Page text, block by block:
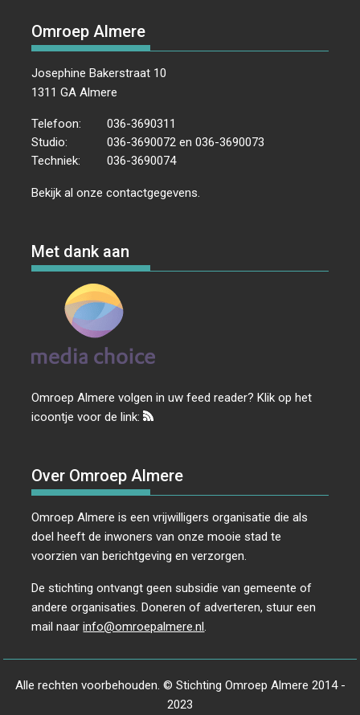
Omroep Almere
Josephine Bakerstraat 10
1311 GA Almere
Telefoon:
036-3690311
Studio:
036-3690072 en 036-3690073
Techniek:
036-3690074
Bekijk al onzecontactgegevens
Met dank aan
Omroep Almere volgen in uw feed reader? Klik op het
icoontje voor de link:
Over Omroep Almere
Omroep Almere is een vrijwilligers organisatie die als
doel heeft de inwoners van onze mooie stad te
voorzien van berichtgeving en verzorgen.
De stichting ontvangt geen subsidie van gemeente of
andere organisaties. Doneren of adverteren, stuur een
mail naarinfo@omroepalmere.nl.
Alle rechten voorbehouden. © Stichting Omroep Almere 2014 -
2023